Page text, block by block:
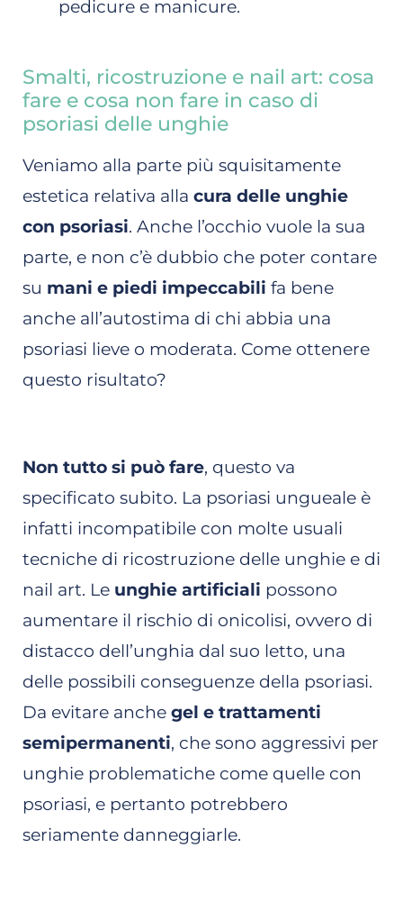
pedicure e manicure.
Smalti, ricostruzione e nail art: cosa
fare e cosa non fare in caso di
psoriasi delle unghie
Veniamo alla parte più squisitamente
estetica relativa alla cura delle unghie
con psoriasi. Anche l’occhio vuole la sua
parte, e non c’è dubbio che poter contare
su mani e piedi impeccabili fa bene
anche all’autostima di chi abbia una
psoriasi lieve o moderata. Come ottenere
questo risultato?
Non tutto si può fare, questo va
specificato subito. La psoriasi ungueale è
infatti incompatibile con molte usuali
tecniche di ricostruzione delle unghie e di
nail art. Le unghie artificiali possono
aumentare il rischio di onicolisi, ovvero di
distacco dell’unghia dal suo letto, una
delle possibili conseguenze della psoriasi.
Da evitare anche gel e trattamenti
semipermanenti, che sono aggressivi per
unghie problematiche come quelle con
psoriasi, e pertanto potrebbero
seriamente danneggiarle.